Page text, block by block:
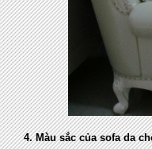
4. Màu sắc của sofa da